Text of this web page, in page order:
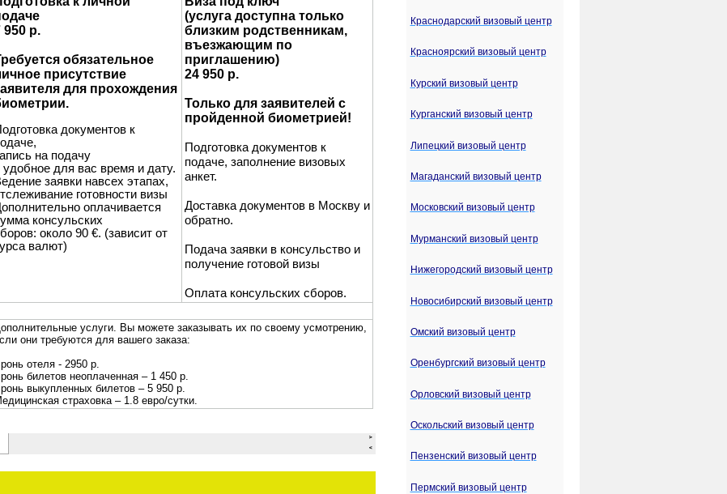
Краснодарский визовый центр
Красноярский визовый центр
Курский визовый центр
Курганский визовый центр
Липецкий визовый центр
Магаданский визовый центр
Московский визовый центр
Мурманский визовый центр
Нижегородский визовый центр
Новосибирский визовый центр
Омский визовый центр
Оренбургский визовый центр
Орловский визовый центр
Оскольский визовый центр
Пензенский визовый центр
Пермский визовый центр